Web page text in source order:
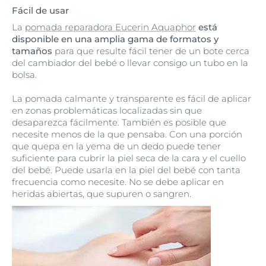
Fácil de usar
La pomada reparadora Eucerin Aquaphor está
disponible en una amplia gama de formatos y
tamaños para que resulte fácil tener de un bote cerca
del cambiador del bebé o llevar consigo un tubo en la
bolsa.
La pomada calmante y transparente es fácil de aplicar
en zonas problemáticas localizadas sin que
desaparezca fácilmente. También es posible que
necesite menos de la que pensaba. Con una porción
que quepa en la yema de un dedo puede tener
suficiente para cubrir la piel seca de la cara y el cuello
del bebé. Puede usarla en la piel del bebé con tanta
frecuencia como necesite. No se debe aplicar en
heridas abiertas, que supuren o sangren.